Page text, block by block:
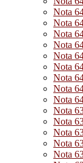
Nota
Nota
Nota
Nota
Nota
Nota
Nota
Nota
Nota
Nota
Nota
Nota
Nota
Nota